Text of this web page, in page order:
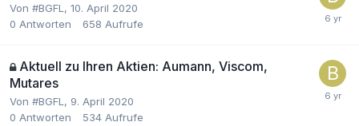
Von #BGFL , 10. April 2020
0 Antworten 658 Aufrufe
Aktuell zu Ihren Aktien: Aumann, Viscom,
Mutares
Von #BGFL , 9. April 2020
0 Antworten 534 Aufrufe